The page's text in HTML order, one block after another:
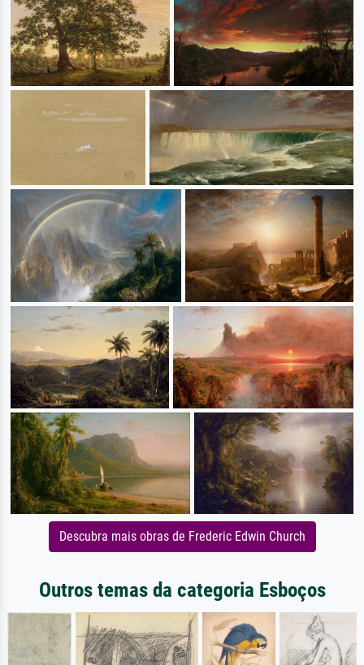
Descubra mais obras de Frederic Edwin Church
Outros temas da categoria Esboços